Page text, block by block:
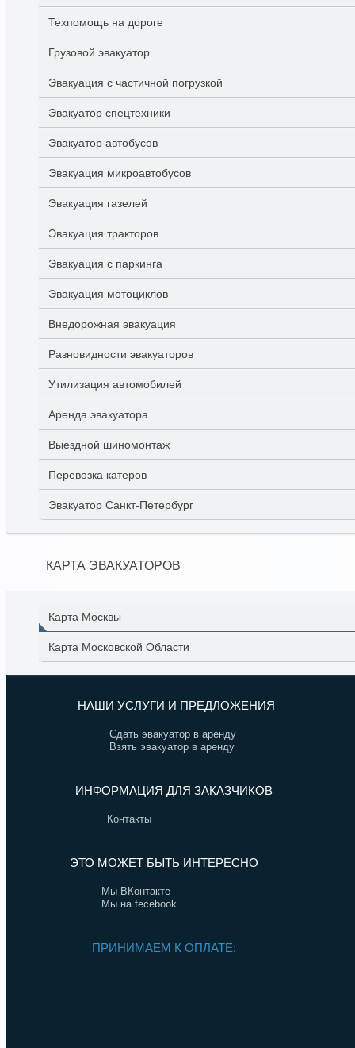
Техпомощь на дороге
Грузовой эвакуатор
Эвакуация с частичной погрузкой
Эвакуатор спецтехники
Эвакуатор автобусов
Эвакуация микроавтобусов
Эвакуация газелей
Эвакуация тракторов
Эвакуация с паркинга
Эвакуация мотоциклов
Внедорожная эвакуация
Разновидности эвакуаторов
Утилизация автомобилей
Аренда эвакуатора
Выездной шиномонтаж
Перевозка катеров
Эвакуатор Санкт-Петербург
КАРТА ЭВАКУАТОРОВ
Карта Москвы
Карта Московской Области
НАШИ УСЛУГИ И ПРЕДЛОЖЕНИЯ
Сдать эвакуатор в аренду
Взять эвакуатор в аренду
ИНФОРМАЦИЯ ДЛЯ ЗАКАЗЧИКОВ
Контакты
ЭТО МОЖЕТ БЫТЬ ИНТЕРЕСНО
Мы ВКонтакте
Мы на fecebook
ПРИНИМАЕМ К ОПЛАТЕ: